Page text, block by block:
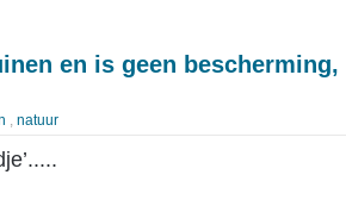
en is geen bescherming,
, natuur